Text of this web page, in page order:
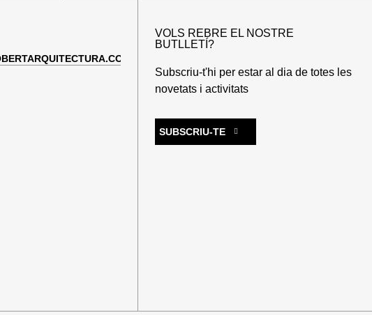
VOLS REBRE EL NOSTRE
BUTLLETÍ?
Subscriu-t'hi per estar al dia de totes les
novetats i activitats
SUBSCRIU-TE